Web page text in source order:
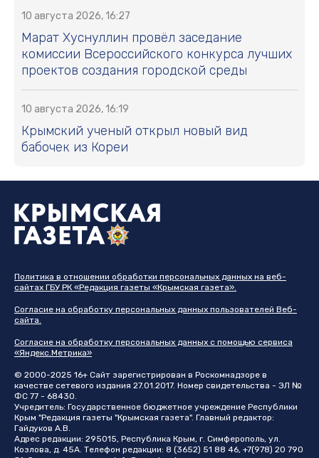
10 августа 2026, 16:27
Марат Хуснуллин провёл заседание
комиссии Всероссийского конкурса лучших
проектов создания городской среды
10 августа 2026, 16:19
Крымский ученый открыл новый вид
бабочек из Кореи
Политика в отношении обработки персональных данных на веб-
сайтах ГБУ РК «Редакция газеты «Крымская газета».
Согласие на обработку персональных данных пользователей Веб-
сайта.
Согласие на обработку персональных данных с помощью сервиса
«Яндекс.Метрика»
© 2000-2025 16+ Сайт зарегистрирован в Роскомнадзоре в
качестве сетевого издания 27.01.2017. Номер свидетельства - ЭЛ №
ФС 77 - 68430.
Учредитель: Государственное бюджетное учреждение Республики
Крым "Редакция газеты "Крымская газета". Главный редактор:
Гайдуков А.В.
Адрес редакции: 295015, Республика Крым, г. Симферополь, ул.
Козлова, д. 45А. Телефон редакции: 8 (3652) 51 88 46, +7(978) 20 790